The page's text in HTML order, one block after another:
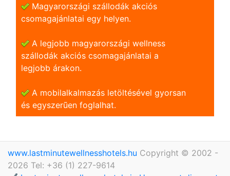
Magyarországi szállodák akciós
csomagajánlatai egy helyen.
A legjobb magyarországi wellness
szállodák akciós csomagajánlatai a
legjobb árakon.
A mobilalkalmazás letöltésével gyorsan
és egyszerũen foglalhat.
www.lastminutewellnesshotels.hu Copyright © 2002 -
2026 Tel: +36 (1) 227-9614